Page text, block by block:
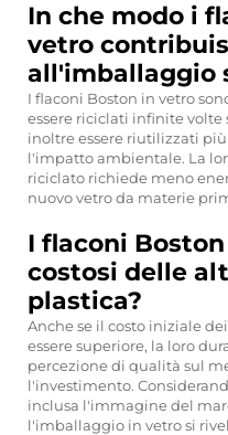
In che modo i
vetro
all'imballaggio
I flaconi Boston in vetro
essere riciclati infinite volte
inoltre essere riutilizzati
l'impatto ambientale. La
riciclato richiede meno
nuovo vetro da materie
I flaconi
costosi delle
plastica?
Anche se il costo iniziale
essere superiore, la loro
percezione di qualità sul
l'investimento.
inclusa l'immagine del
l'imballaggio in vetro si